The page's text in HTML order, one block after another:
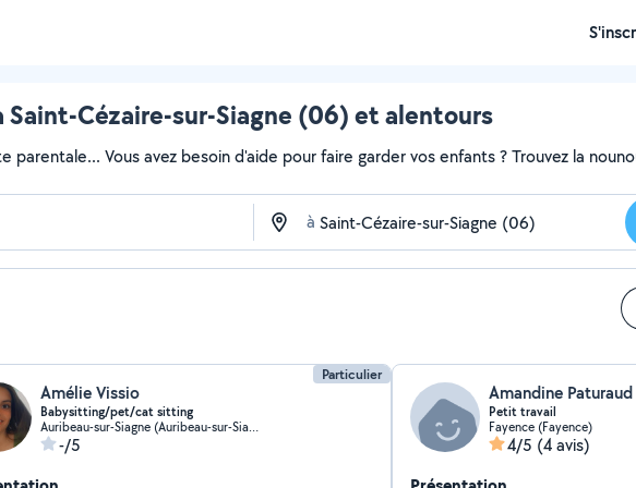
Saint-Cézaire-sur-Siagne (06) et alentours
Vous avez besoin d'aide pour faire garder vos enfants ? Trouvez la
à
Particulier
Amélie Vissio
Babysitting/pet/cat sitting
Auribeau-sur-Siagne (Auribeau-sur-Siagne)
-/5
Amandine Paturaud
Petit travail
Fayence (Fayence)
4/5 (4 avis)